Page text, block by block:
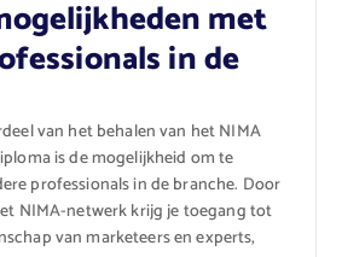
met
in de
van het behalen van het NIMA
is de mogelijkheid om te
professionals in de branche. Door
NIMA-netwerk krijg je toegang tot
van marketeers en experts,